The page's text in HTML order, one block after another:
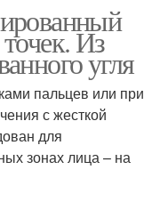
Из
угля
пальцев или при
с жесткой
для
зонах лица – на